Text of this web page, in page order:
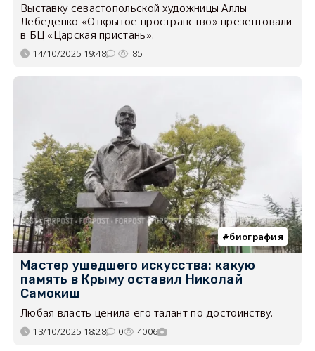
Выставку севастопольской художницы Аллы
Лебеденко «Открытое пространство» презентовали
в БЦ «Царская пристань».
14/10/2025 19:48 85
биография
Мастер ушедшего искусства: какую
память в Крыму оставил Николай
Самокиш
Любая власть ценила его талант по достоинству.
13/10/2025 18:28 0 4006